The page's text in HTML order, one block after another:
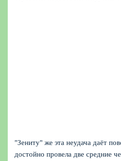
"Зениту" же эта неудача даёт
достойно провела две средние